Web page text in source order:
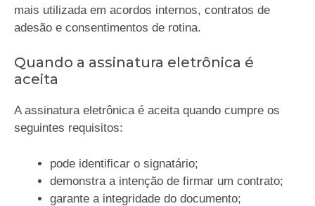
mais utilizada em acordos internos, contratos de
adesão e consentimentos de rotina.
Quando a assinatura eletrônica é
aceita
A assinatura eletrônica é aceita quando cumpre os
seguintes requisitos:
pode identificar o signatário;
demonstra a intenção de firmar um contrato;
garante a integridade do documento;